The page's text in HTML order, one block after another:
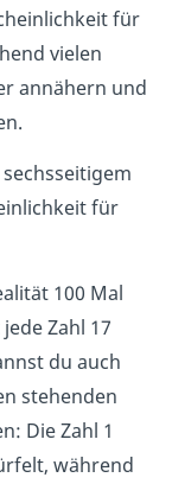
für
vielen
annähern und
für
100 Mal
Zahl 17
du auch
stehenden
Die Zahl 1
während